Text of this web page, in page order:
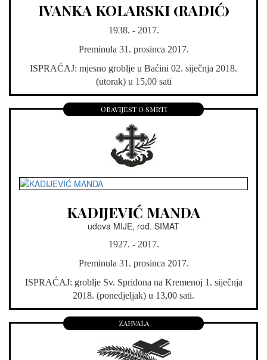
IVANKA KOLARSKI (RADIĆ)
1938. - 2017.
Preminula 31. prosinca 2017.
ISPRAĆAJ: mjesno groblje u Baćini 02. siječnja 2018.
(utorak) u 15,00 sati
Obavijest o smrti
KADIJEVIĆ MANDA
udova MIJE, rođ. SIMAT
1927. - 2017.
Preminula 31. prosinca 2017.
ISPRAĆAJ: groblje Sv. Spridona na Kremenoj 1. siječnja
2018. (ponedjeljak) u 13,00 sati.
Zahvala